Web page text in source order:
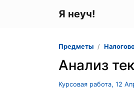
Я неуч!
Предметы
Анализ
Курсовая работа, 12